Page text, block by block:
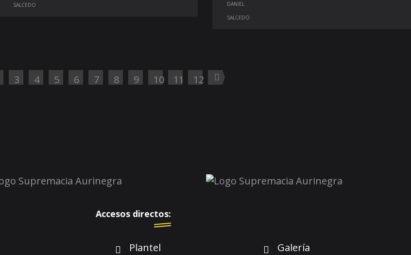
3 4 5 6 7 8 9 10 11 12
Accesos directos:
Plantel Galería